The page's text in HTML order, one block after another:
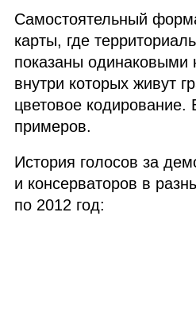
Самостоятельный
карты, где
показаны одинаковыми
внутри которых живут
цветовое кодирование.
примеров.
История голосов за
и консерваторов в
по 2012 год: